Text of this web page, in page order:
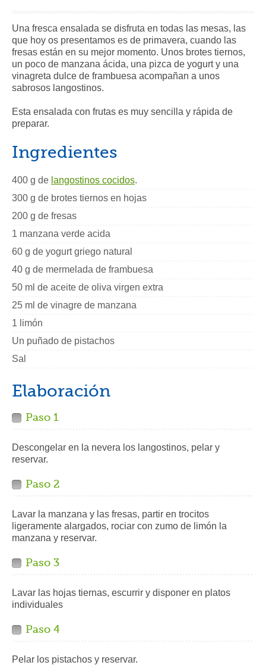
Una fresca ensalada se disfruta en todas las mesas, las
que hoy os presentamos es de primavera, cuando las
fresas están en su mejor momento. Unos brotes tiernos,
un poco de manzana ácida, una pizca de yogurt y una
vinagreta dulce de frambuesa acompañan a unos
sabrosos langostinos.
Esta ensalada con frutas es muy sencilla y rápida de
preparar.
Ingredientes
400 g de langostinos cocidos.
300 g de brotes tiernos en hojas
200 g de fresas
1 manzana verde acida
60 g de yogurt griego natural
40 g de mermelada de frambuesa
50 ml de aceite de oliva virgen extra
25 ml de vinagre de manzana
1 limón
Un puñado de pistachos
Sal
Elaboración
Paso 1
Descongelar en la nevera los langostinos, pelar y
reservar.
Paso 2
Lavar la manzana y las fresas, partir en trocitos
ligeramente alargados, rociar con zumo de limón la
manzana y reservar.
Paso 3
Lavar las hojas tiernas, escurrir y disponer en platos
individuales
Paso 4
Pelar los pistachos y reservar.